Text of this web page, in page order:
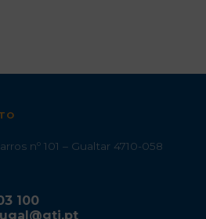
nº 101 – Gualtar 4710-058
100